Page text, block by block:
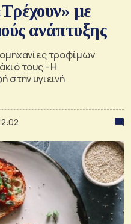
με
ανάπτυξης
τροφίμων
τους - Η
στην υγιεινή